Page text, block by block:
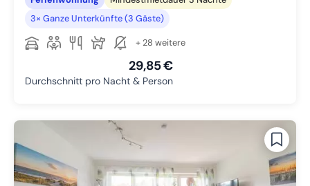
3× Ganze Unterkünfte (3 Gäste)
+ 28 weitere
29,85 €
Durchschnitt pro Nacht & Person